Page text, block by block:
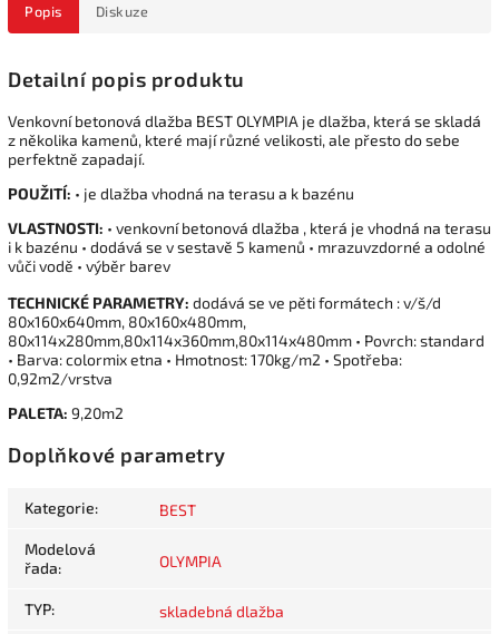
Popis Diskuze
Detailní popis produktu
Venkovní betonová dlažba BEST OLYMPIA je dlažba, která se skladá
z několika kamenů, které mají různé velikosti, ale přesto do sebe
perfektně zapadají.
POUŽITÍ: • je dlažba vhodná na terasu a k bazénu
VLASTNOSTI: • venkovní betonová dlažba , která je vhodná na terasu
i k bazénu • dodává se v sestavě 5 kamenů • mrazuvzdorné a odolné
vůči vodě • výběr barev 
TECHNICKÉ PARAMETRY: dodává se ve pěti formátech : v/š/d
80x160x640mm, 80x160x480mm,
80x114x280mm,80x114x360mm,80x114x480mm • Povrch: standard
• Barva: colormix etna • Hmotnost: 170kg/m2 • Spotřeba:
0,92m2/vrstva
PALETA: 9,20m2
Doplňkové parametry
Kategorie: BEST
Modelová
řada: OLYMPIA
TYP: skladebná dlažba